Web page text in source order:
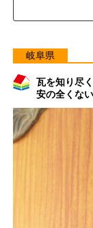
岐阜県
瓦を知り尽
安の全くな